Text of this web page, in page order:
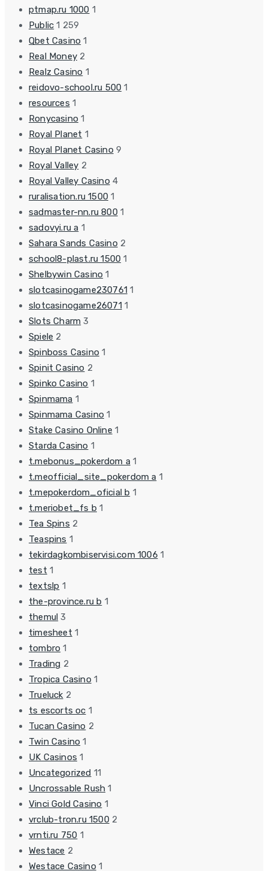
ptmap.ru 1000 1
Public 1 259
Qbet Casino 1
Real Money 2
Realz Casino 1
reidovo-school.ru 500 1
resources 1
Ronycasino 1
Royal Planet 1
Royal Planet Casino 9
Royal Valley 2
Royal Valley Casino 4
ruralisation.ru 1500 1
sadmaster-nn.ru 800 1
sadovyi.ru a 1
Sahara Sands Casino 2
school8-plast.ru 1500 1
Shelbywin Casino 1
slotcasinogame230761 1
slotcasinogame26071 1
Slots Charm 3
Spiele 2
Spinboss Casino 1
Spinit Casino 2
Spinko Casino 1
Spinmama 1
Spinmama Casino 1
Stake Casino Online 1
Starda Casino 1
t.mebonus_pokerdom a 1
t.meofficial_site_pokerdom a 1
t.mepokerdom_oficial b 1
t.meriobet_fs b 1
Tea Spins 2
Teaspins 1
tekirdagkombiservisi.com 1006 1
test 1
textslp 1
the-province.ru b 1
themul 3
timesheet 1
tombro 1
Trading 2
Tropica Casino 1
Trueluck 2
ts escorts oc 1
Tucan Casino 2
Twin Casino 1
UK Casinos 1
Uncategorized 11
Uncrossable Rush 1
Vinci Gold Casino 1
vrclub-tron.ru 1500 2
vrnti.ru 750 1
Westace 2
Westace Casino 1